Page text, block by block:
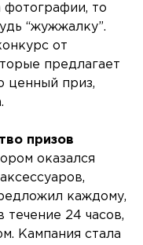
фотографии, то
“жужжалку”.
от
предлагает
ценный приз,
призов
оказался
каждому,
течение 24 часов,
Кампания стала